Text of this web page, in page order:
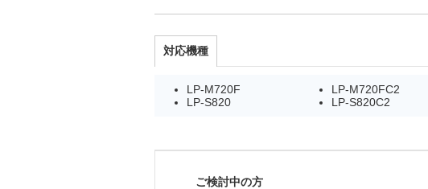
対応機種
LP-M720F LP-M720FC2
LP-S820
LP-S820C2
ご検討中の方